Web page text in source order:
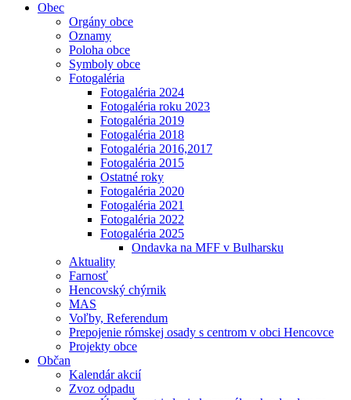
Obec
Orgány obce
Oznamy
Poloha obce
Symboly obce
Fotogaléria
Fotogaléria 2024
Fotogaléria roku 2023
Fotogaléria 2019
Fotogaléria 2018
Fotogaléria 2016,2017
Fotogaléria 2015
Ostatné roky
Fotogaléria 2020
Fotogaléria 2021
Fotogaléria 2022
Fotogaléria 2025
Ondavka na MFF v Bulharsku
Aktuality
Farnosť
Hencovský chýrnik
MAS
Voľby, Referendum
Prepojenie rómskej osady s centrom v obci Hencovce
Projekty obce
Občan
Kalendár akcií
Zvoz odpadu